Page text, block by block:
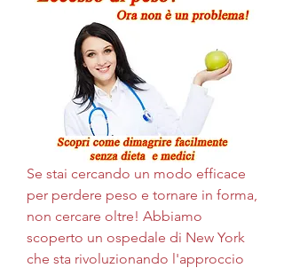
Se stai cercando un modo efficace
per perdere peso e tornare in forma,
non cercare oltre! Abbiamo
scoperto un ospedale di New York
che sta rivoluzionando l'approccio